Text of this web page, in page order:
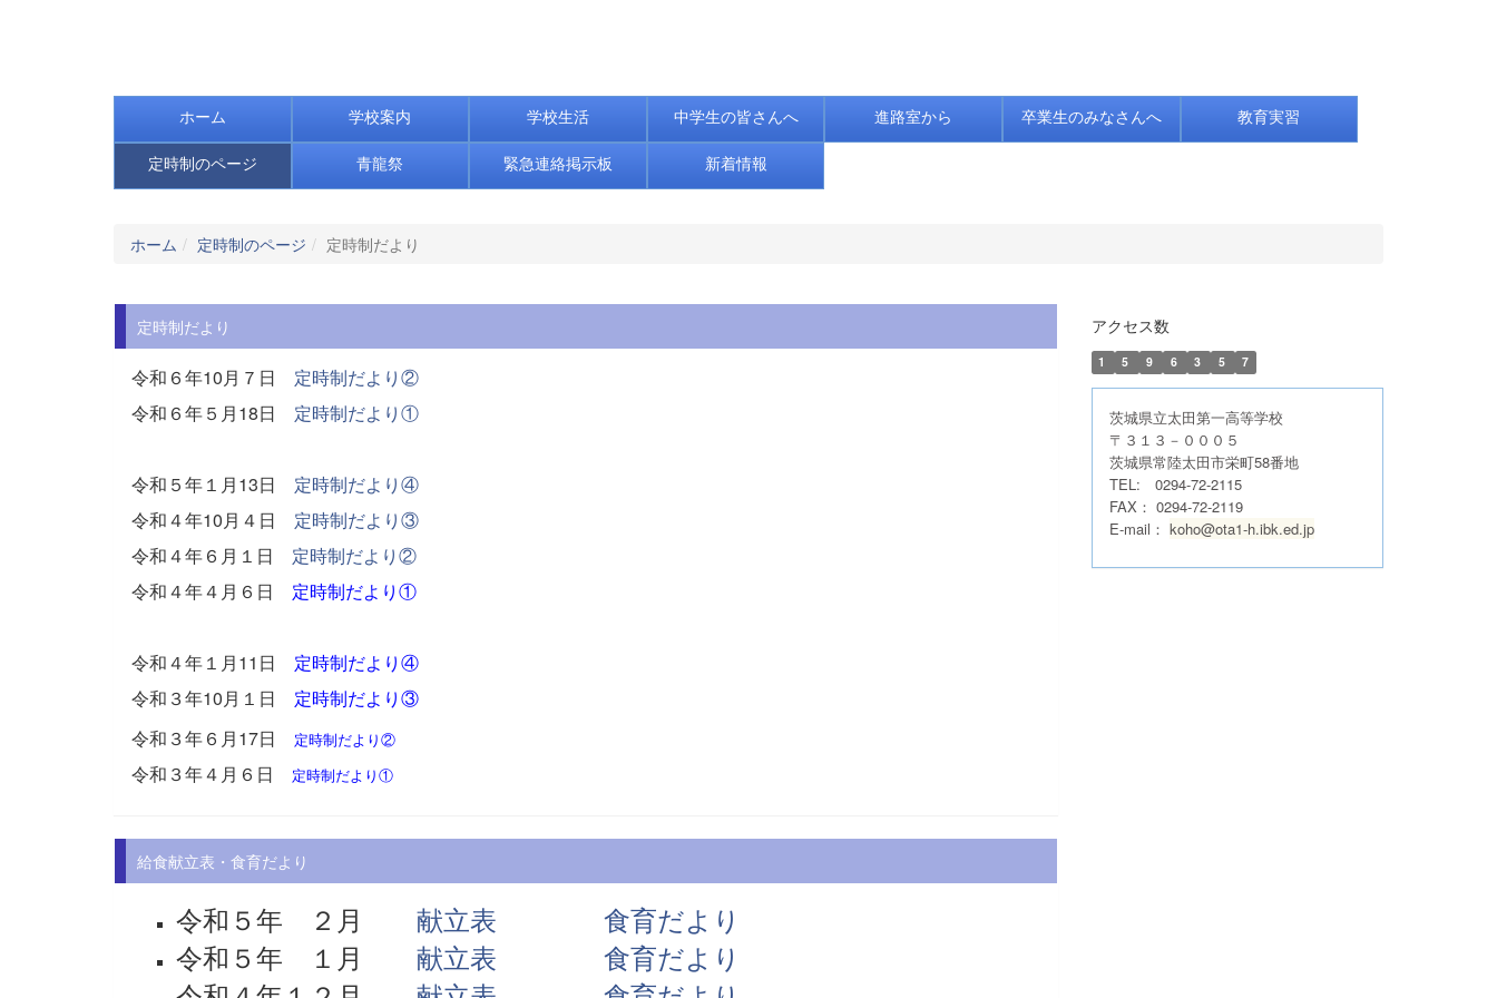
ホーム 学校案内 学校生活 中学生の皆さんへ 進路室から 卒業生のみなさんへ 教育実習
定時制のページ 青龍祭 緊急連絡掲示板 新着情報
ホーム 定時制のページ 定時制だより
定時制だより
令和６年10月７日 定時制だより②
令和６年５月18日 定時制だより①
令和５年１月13日 定時制だより④
令和４年10月４日 定時制だより③
令和４年６月１日 定時制だより②
令和４年４月６日 定時制だより①
令和４年１月11日 定時制だより④
令和３年10月１日 定時制だより③
令和３年６月17日
定時制だより②
令和３年４月６日 定時制だより①
給食献立表・食育だより
令和５年 ２月 献立表
食育だより
令和５年 １月 献立表
食育だより
アクセス数
1 5 9 6 3 5 7
茨城県立太田第一高等学校
〒３１３－０００５
茨城県常陸太田市栄町58番地
TEL: 0294-72-2115
FAX： 0294-72-2119
E-mail： koho@ota1-h.ibk.ed.jp